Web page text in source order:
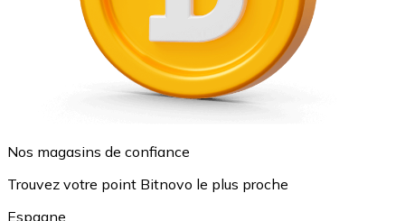
Nos magasins de confiance
Trouvez votre point Bitnovo le plus proche
Espagne